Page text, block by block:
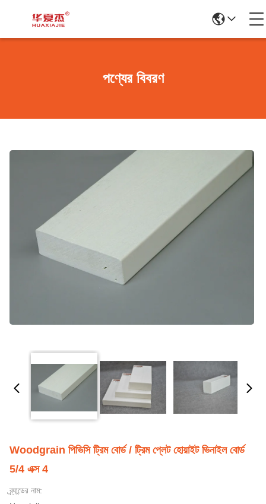
পণ্যের বিবরণ
Woodgrain পিভিসি ট্রিম বোর্ড / ট্রিম প্লেট হোয়াইট ভিনাইল বোর্ড
5/4 এক্স 4
ব্র্যান্ডের নাম: